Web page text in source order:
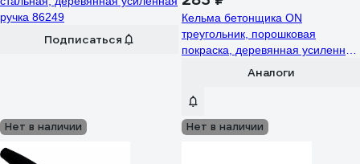
ручка 86249
Подписаться
Кельма бетонщика ON
треугольник, порошковая
покраска, деревянная усиленная
Аналоги
Нет в наличии Нет в наличии